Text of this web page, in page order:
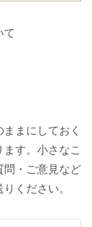
て
まにしておく
す。小さなこ
問・ご意見など
ください。